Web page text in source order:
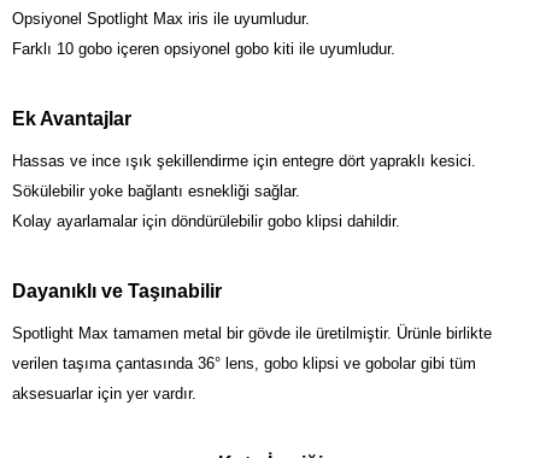
Opsiyonel Spotlight Max iris ile uyumludur.
Farklı 10 gobo içeren opsiyonel gobo kiti ile uyumludur.
Ek Avantajlar
Hassas ve ince ışık şekillendirme için entegre dört yapraklı kesici.
Sökülebilir yoke bağlantı esnekliği sağlar.
Kolay ayarlamalar için döndürülebilir gobo klipsi dahildir.
Dayanıklı ve Taşınabilir
Spotlight Max tamamen metal bir gövde ile üretilmiştir. Ürünle birlikte
verilen taşıma çantasında 36° lens, gobo klipsi ve gobolar gibi tüm
aksesuarlar için yer vardır.